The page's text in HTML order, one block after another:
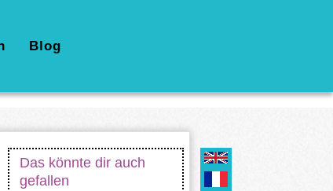
Blog
Das könnte dir auch
gefallen